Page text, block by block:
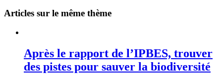
Articles sur le même thème
Après le rapport de l’IPBES, trouver
des pistes pour sauver la biodiversité